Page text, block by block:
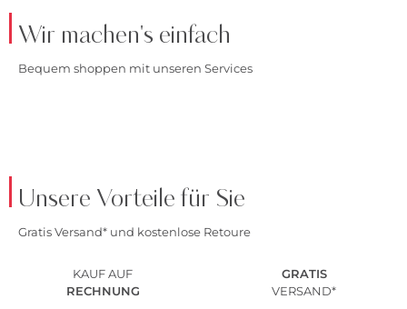
Wir machen's einfach
Bequem shoppen mit unseren Services
Unsere Vorteile für Sie
Gratis Versand* und kostenlose Retoure
KAUF AUF
RECHNUNG
GRATIS
VERSAND*